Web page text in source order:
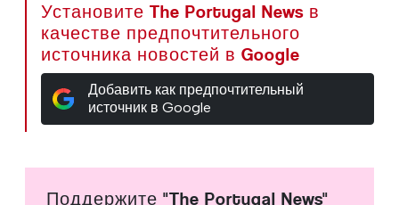
Установите The Portugal News в
качестве предпочтительного
источника новостей в Google
Добавить как предпочтительный
источник в Google
Поддержите "The Portugal News"